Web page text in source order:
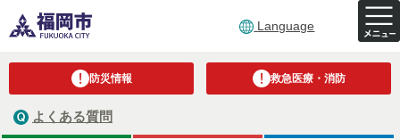
Language
防災情報 救急医療・消防
よくある質問